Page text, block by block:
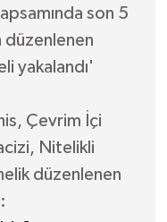
son 5
düzenlenen
yakalandı'
Çevrim İçi
Nitelikli
düzenlenen